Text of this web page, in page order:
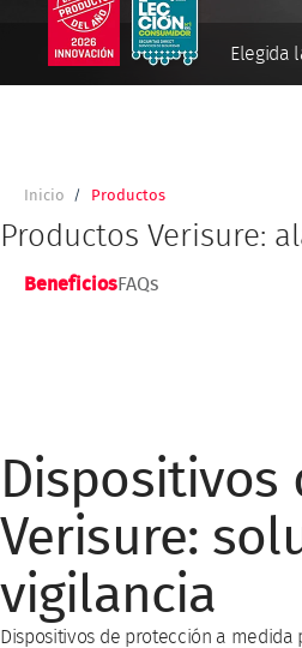
Elegida
Ruta
de
navegación
Inicio Productos
Productos Verisure:
BeneficiosFAQs
Dispositivos
Verisure:
vigilancia
Dispositivos de protección a medida